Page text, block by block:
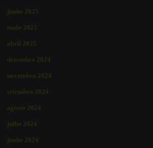
junho 2025
maio 2025
abril 2025
dezembro 2024
novembro 2024
setembro 2024
agosto 2024
julho 2024
junho 2024